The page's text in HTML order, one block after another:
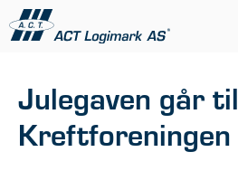
Hopp
til
Julegaven går til
Kreftforeningen